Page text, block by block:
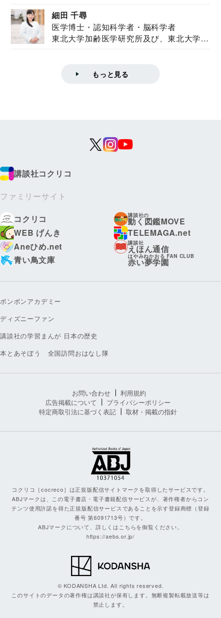
細田 千尋
医学博士・認知科学者・脳科学者
東北大学加齢医学研究所及び、東北大学大
もっと見る
講談社コクリコ
ファミリーサイト
コクリコ
講談社の
動く図鑑MOVE
WEB げんき
TELEMAGA.net
Aneひめ.net
講談社
えほん通信
青い鳥文庫
はやみねかおる FAN CLUB
赤い夢学園
ボンボンアカデミー
ディズニーファン
講談社の学習まんが 日本の歴史
本とあそぼう 全国訪問おはなし隊
お問い合わせ
利用規約
広告掲載について
プライバシーポリシー
特定商取引法に基づく表記
取材・掲載の指針
コクリコ［cocreco］は正規版配信サイトマークを取得したサービスです。
ABJマークは、この電子書店・電子書籍配信サービスが、著作権者からコン
テンツ使用許諾を得た正規版配信サービスであることを示す登録商標（登録
番号 第6091713号）です。
ABJマークについて、詳しくはこちらを御覧ください。
https://aebs.or.jp/
© KODANSHA Ltd. All rights reserved.
このサイトのデータの著作権は講談社が保有します。無断複製転載放送等は
禁止します。